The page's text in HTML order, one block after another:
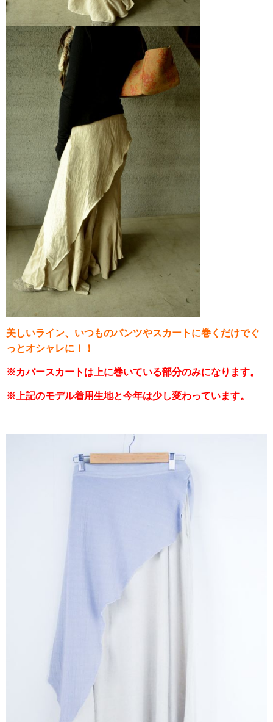
美しいライン、いつものパンツやスカートに巻くだけでぐ
っとオシャレに！！
※カバースカートは上に巻いている部分のみになります。
※上記のモデル着用生地と今年は少し変わっています。